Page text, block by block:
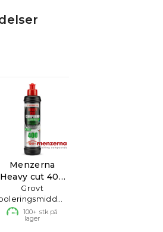
Menzerna
Heavy cut 400
GREEN LINE
Grovt
løsemiddelfri
100+ stk på
lager